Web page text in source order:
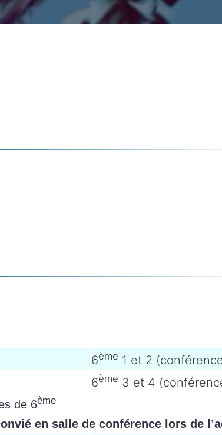
6ème 1 et 2
6ème 3 et 4
de 6ème
en salle de conférence lors de